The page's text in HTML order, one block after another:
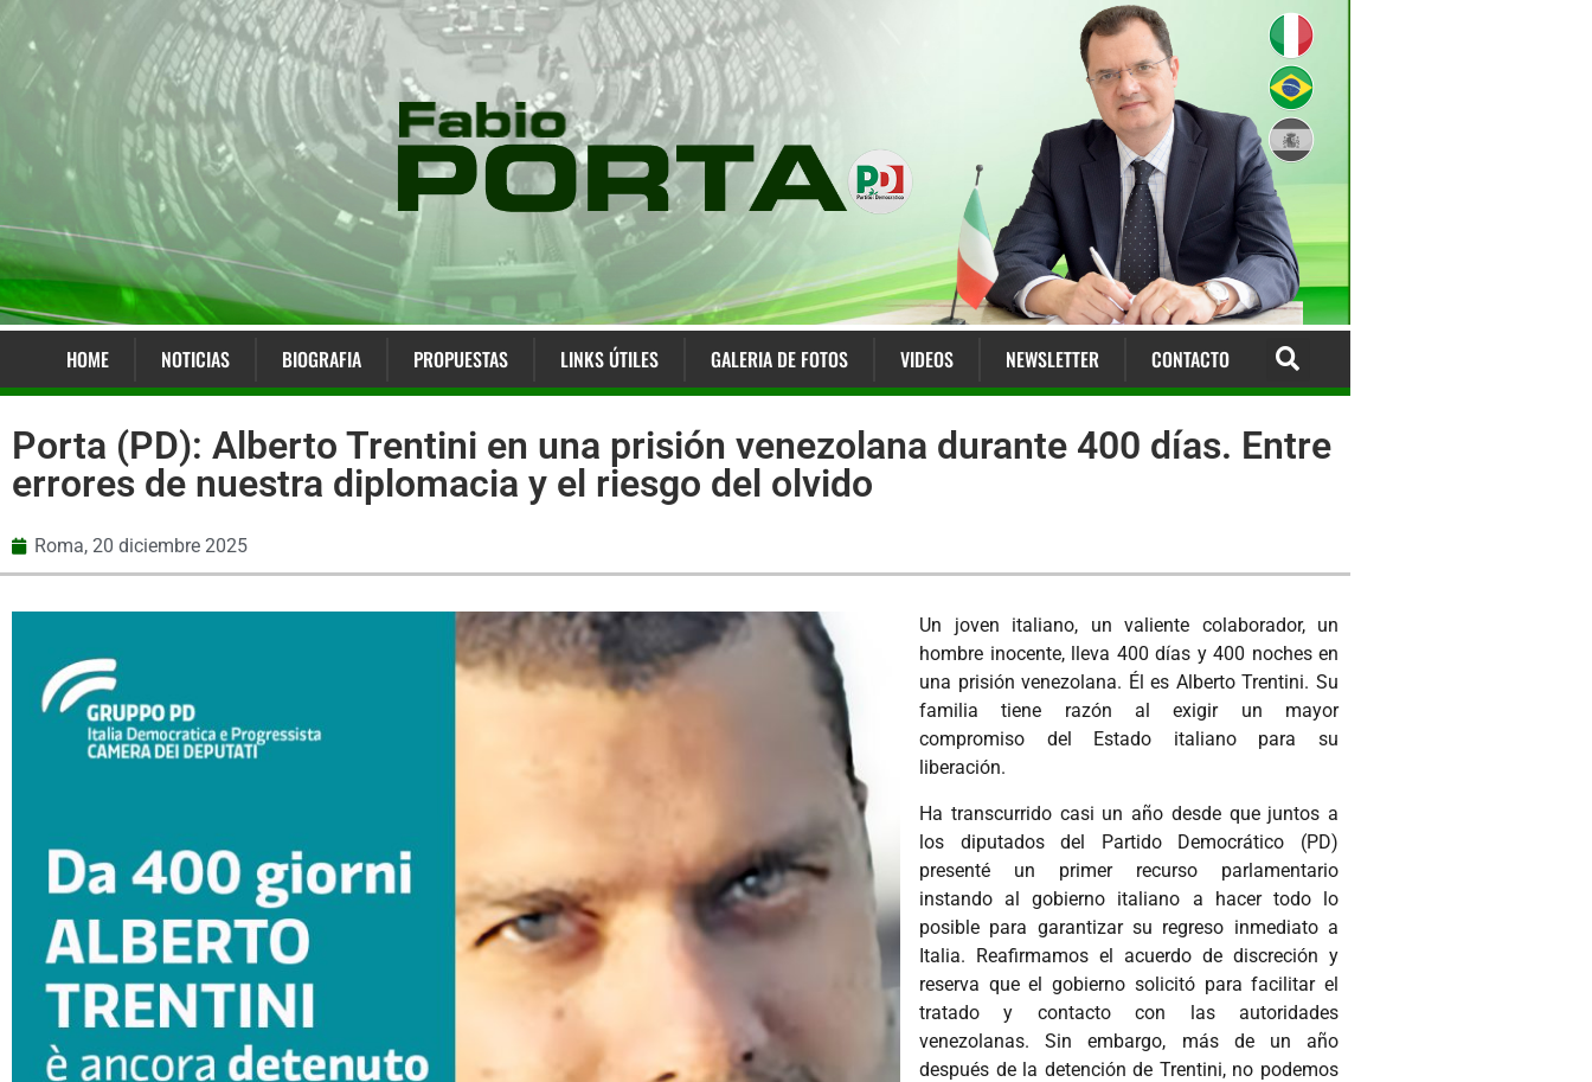
HOME NOTICIAS BIOGRAFIA PROPUESTAS LINKS ÚTILES GALERIA DE FOTOS VIDEOS NEWSLETTER CONTACTO
Porta (PD): Alberto Trentini en una prisión venezolana durante 400 días. Entre
errores de nuestra diplomacia y el riesgo del olvido
Roma, 20 diciembre 2025
Un joven italiano, un valiente colaborador, un
hombre inocente, lleva 400 días y 400 noches en
una prisión venezolana. Él es Alberto Trentini. Su
familia tiene razón al exigir un mayor
compromiso del Estado italiano para su
liberación.
Ha transcurrido casi un año desde que juntos a
los diputados del Partido Democrático (PD)
presenté un primer recurso parlamentario
instando al gobierno italiano a hacer todo lo
posible para garantizar su regreso inmediato a
Italia. Reafirmamos el acuerdo de discreción y
reserva que el gobierno solicitó para facilitar el
tratado y contacto con las autoridades
venezolanas. Sin embargo, más de un año
después de la detención de Trentini, no podemos